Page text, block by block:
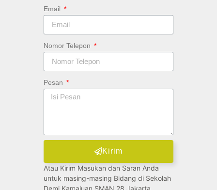
Email
Nomor Telepon
Pesan
Kirim
Atau Kirim Masukan dan Saran Anda
untuk masing-masing Bidang di Sekolah
Demi Kamajuan SMAN 28 Jakarta